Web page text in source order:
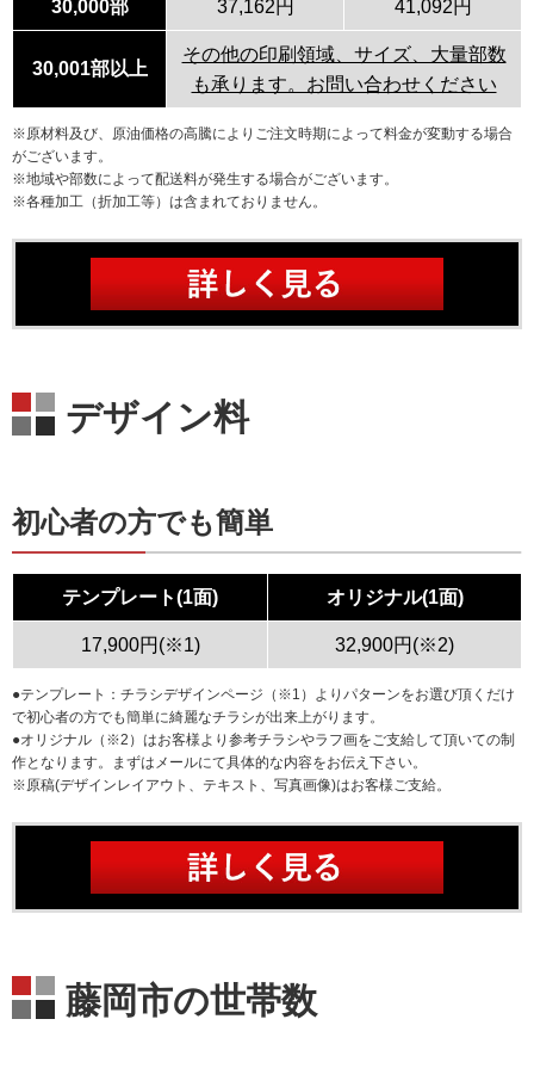
30,000部 37,162円 41,092円
30,001部以上
その他の印刷領域、サイズ、大量部数
も承ります。お問い合わせください
※原材料及び、原油価格の高騰によりご注文時期によって料金が変動する場合
がございます。
※地域や部数によって配送料が発生する場合がございます。
※各種加工（折加工等）は含まれておりません。
デザイン料
初心者の方でも簡単
テンプレート(1面) オリジナル(1面)
17,900円(※1) 32,900円(※2)
●テンプレート：チラシデザインページ（※1）よりパターンをお選び頂くだけ
で初心者の方でも簡単に綺麗なチラシが出来上がります。
●オリジナル（※2）はお客様より参考チラシやラフ画をご支給して頂いての制
作となります。まずはメールにて具体的な内容をお伝え下さい。
※原稿(デザインレイアウト、テキスト、写真画像)はお客様ご支給。
藤岡市の世帯数